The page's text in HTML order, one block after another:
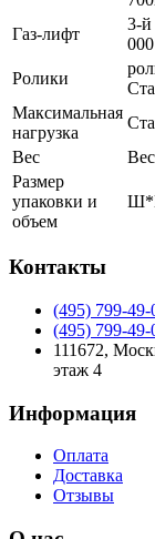
Газ-лифт
3-й
Ролики
Максимальная
нагрузка
Вес
Размер
упаковки и
объем
Контакты
(495) 799-49-
(495) 799-49-
111672,
этаж 4
Информация
Оплата
Доставка
Отзывы